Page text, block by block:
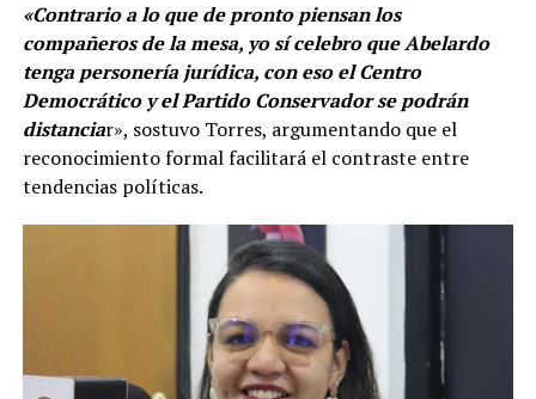
«Contrario a lo que de pronto piensan los
compañeros de la mesa, yo sí celebro que Abelardo
tenga personería jurídica, con eso el Centro
Democrático y el Partido Conservador se podrán
distanciar», sostuvo Torres, argumentando que el
reconocimiento formal facilitará el contraste entre
tendencias políticas.